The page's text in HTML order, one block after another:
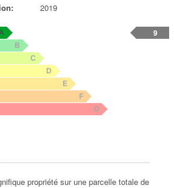
2019
9
B
C
D
E
F
G
propriété sur une parcelle totale de